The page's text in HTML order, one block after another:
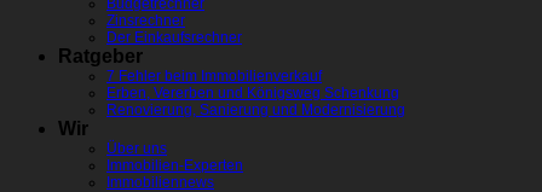
Budgetrechner
Zinsrechner
Der Einkaufsrechner
Ratgeber
7 Fehler beim Immobilienverkauf
Erben, Vererben und Königsweg Schenkung
Renovierung, Sanierung und Modernisierung
Wir
Über uns
Immobilien-Experten
Immobiliennews